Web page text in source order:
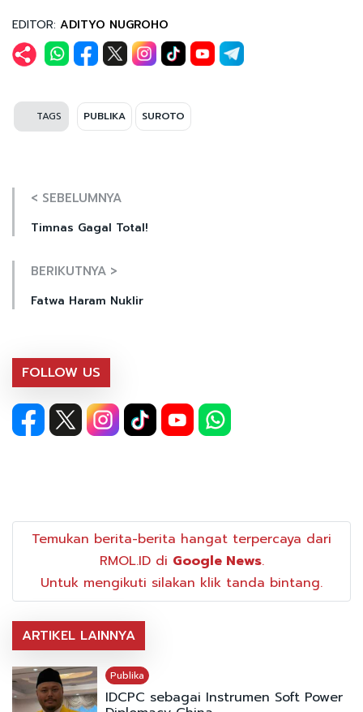
EDITOR: ADITYO NUGROHO
TAGS PUBLIKA SUROTO
< SEBELUMNYA
Timnas Gagal Total!
BERIKUTNYA >
Fatwa Haram Nuklir
FOLLOW US
Temukan berita-berita hangat terpercaya dari
RMOL.ID di Google News.
Untuk mengikuti silakan klik tanda bintang.
ARTIKEL LAINNYA
Publika
IDCPC sebagai Instrumen Soft Power